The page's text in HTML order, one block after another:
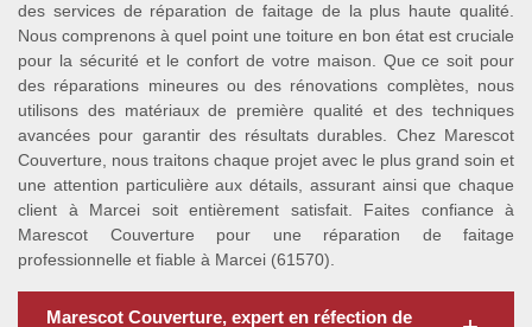
des services de réparation de faitage de la plus haute qualité.
Nous comprenons à quel point une toiture en bon état est cruciale
pour la sécurité et le confort de votre maison. Que ce soit pour
des réparations mineures ou des rénovations complètes, nous
utilisons des matériaux de première qualité et des techniques
avancées pour garantir des résultats durables. Chez Marescot
Couverture, nous traitons chaque projet avec le plus grand soin et
une attention particulière aux détails, assurant ainsi que chaque
client à Marcei soit entièrement satisfait. Faites confiance à
Marescot Couverture pour une réparation de faitage
professionnelle et fiable à Marcei (61570).
Marescot Couverture, expert en réfection de